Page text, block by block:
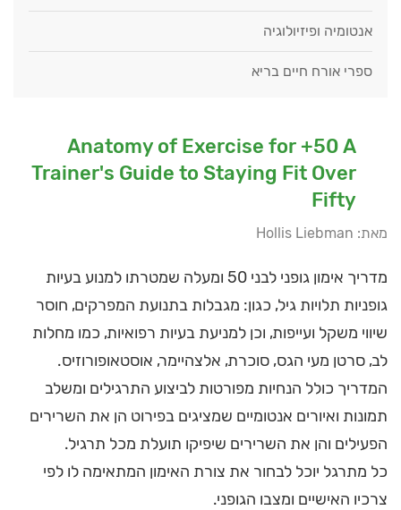
אנטומיה ופיזיולוגיה
ספרי אורח חיים בריא
Anatomy of Exercise for +50 A
Trainer's Guide to Staying Fit Over
Fifty
מאת: Hollis Liebman
מדריך אימון גופני לבני 50 ומעלה שמטרתו למנוע בעיות
גופניות תלויות גיל, כגון: מגבלות בתנועת המפרקים, חוסר
שיווי משקל ועייפות, וכן למניעת בעיות רפואיות, כמו מחלות
לב, סרטן מעי הגס, סוכרת, אלצהיימר, אוסטאופורוזיס.
המדריך כולל הנחיות מפורטות לביצוע התרגילים ומשלב
תמונות ואיורים אנטומיים שמציגים בפירוט הן את השרירים
הפעילים והן את השרירים שיפיקו תועלת מכל תרגיל.
כל מתרגל יוכל לבחור את צורת האימון המתאימה לו לפי
צרכיו האישיים ומצבו הגופני.